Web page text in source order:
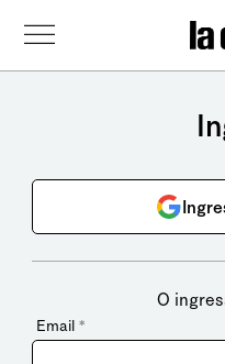
O
Email *